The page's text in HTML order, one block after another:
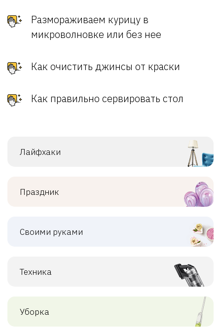
Размораживаем курицу в
микроволновке или без нее
Как очистить джинсы от краски
Как правильно сервировать стол
Лайфхаки
Праздник
Своими руками
Техника
Уборка